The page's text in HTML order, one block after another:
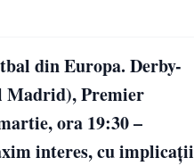
din Europa. Derby-
Madrid), Premier
ora 19:30 –
interes, cu implicații